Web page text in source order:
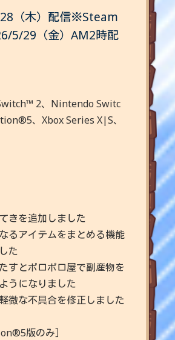
（木）配信※Steam
5/29（金）AM2時配
2、Nintendo Switc
、Xbox Series X|S、
きを追加しました
るアイテムをまとめる機能
た
すとポロポロ屋で副産物を
うになりました
微な不具合を修正しました
版のみ］